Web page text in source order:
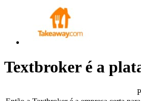
Textbroker é a